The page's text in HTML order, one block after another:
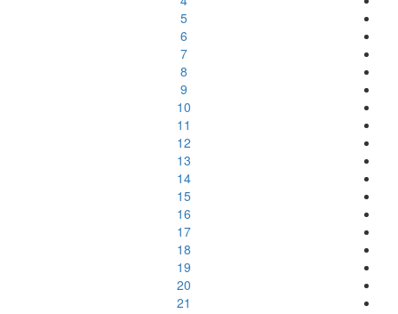
5
6
7
8
9
10
11
12
13
14
15
16
17
18
19
20
21